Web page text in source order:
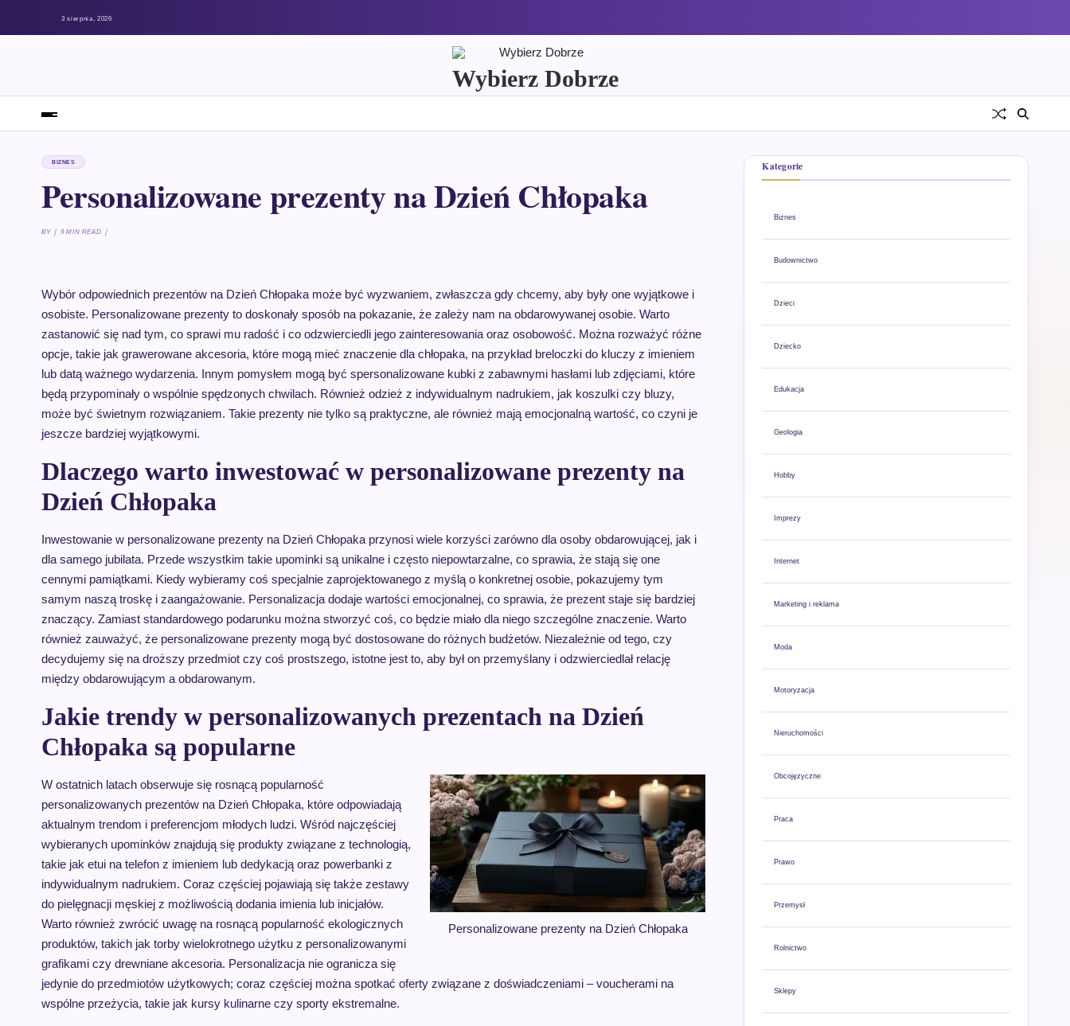
3 sierpnia, 2026
Wybierz Dobrze
BIZNES
Personalizowane prezenty na Dzień Chłopaka
BY 9 MIN READ
Wybór odpowiednich prezentów na Dzień Chłopaka może być wyzwaniem, zwłaszcza gdy chcemy, aby były one wyjątkowe i
osobiste. Personalizowane prezenty to doskonały sposób na pokazanie, że zależy nam na obdarowywanej osobie. Warto
zastanowić się nad tym, co sprawi mu radość i co odzwierciedli jego zainteresowania oraz osobowość. Można rozważyć różne
opcje, takie jak grawerowane akcesoria, które mogą mieć znaczenie dla chłopaka, na przykład breloczki do kluczy z imieniem
lub datą ważnego wydarzenia. Innym pomysłem mogą być spersonalizowane kubki z zabawnymi hasłami lub zdjęciami, które
będą przypominały o wspólnie spędzonych chwilach. Również odzież z indywidualnym nadrukiem, jak koszulki czy bluzy,
może być świetnym rozwiązaniem. Takie prezenty nie tylko są praktyczne, ale również mają emocjonalną wartość, co czyni je
jeszcze bardziej wyjątkowymi.
Dlaczego warto inwestować w personalizowane prezenty na
Dzień Chłopaka
Inwestowanie w personalizowane prezenty na Dzień Chłopaka przynosi wiele korzyści zarówno dla osoby obdarowującej, jak i
dla samego jubilata. Przede wszystkim takie upominki są unikalne i często niepowtarzalne, co sprawia, że stają się one
cennymi pamiątkami. Kiedy wybieramy coś specjalnie zaprojektowanego z myślą o konkretnej osobie, pokazujemy tym
samym naszą troskę i zaangażowanie. Personalizacja dodaje wartości emocjonalnej, co sprawia, że prezent staje się bardziej
znaczący. Zamiast standardowego podarunku można stworzyć coś, co będzie miało dla niego szczególne znaczenie. Warto
również zauważyć, że personalizowane prezenty mogą być dostosowane do różnych budżetów. Niezależnie od tego, czy
decydujemy się na droższy przedmiot czy coś prostszego, istotne jest to, aby był on przemyślany i odzwierciedlał relację
między obdarowującym a obdarowanym.
Jakie trendy w personalizowanych prezentach na Dzień
Chłopaka są popularne
Personalizowane prezenty na Dzień Chłopaka
W ostatnich latach obserwuje się rosnącą popularność
personalizowanych prezentów na Dzień Chłopaka, które odpowiadają
aktualnym trendom i preferencjom młodych ludzi. Wśród najczęściej
wybieranych upominków znajdują się produkty związane z technologią,
takie jak etui na telefon z imieniem lub dedykacją oraz powerbanki z
indywidualnym nadrukiem. Coraz częściej pojawiają się także zestawy
do pielęgnacji męskiej z możliwością dodania imienia lub inicjałów.
Warto również zwrócić uwagę na rosnącą popularność ekologicznych
produktów, takich jak torby wielokrotnego użytku z personalizowanymi
grafikami czy drewniane akcesoria. Personalizacja nie ogranicza się
jedynie do przedmiotów użytkowych; coraz częściej można spotkać oferty związane z doświadczeniami – voucherami na
wspólne przeżycia, takie jak kursy kulinarne czy sporty ekstremalne.
Kategorie
Biznes
Budownictwo
Dzieci
Dziecko
Edukacja
Geologia
Hobby
Imprezy
Internet
Marketing i reklama
Moda
Motoryzacja
Nieruchomości
Obcojęzyczne
Praca
Prawo
Przemysł
Rolnictwo
Sklepy